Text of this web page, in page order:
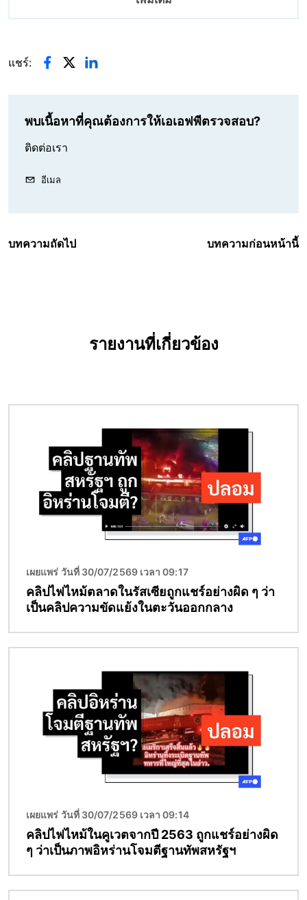
แชร์:
พบเนื้อหาที่คุณต้องการให้เอเอฟพีตรวจสอบ?
ติดต่อเรา
อีเมล
บทความถัดไป บทความก่อนหน้านี้
รายงานที่เกี่ยวข้อง
เผยแพร่ วันที่ 30/07/2569 เวลา 09:17
คลิปไฟไหม้ตลาดในรัสเซียถูกแชร์อย่างผิด ๆ ว่า
เป็นคลิปความขัดแย้งในตะวันออกกลาง
เผยแพร่ วันที่ 30/07/2569 เวลา 09:14
คลิปไฟไหม้ในคูเวตจากปี 2563 ถูกแชร์อย่างผิด
ๆ ว่าเป็นภาพอิหร่านโจมตีฐานทัพสหรัฐฯ